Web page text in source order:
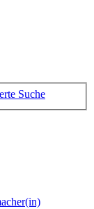
Suche